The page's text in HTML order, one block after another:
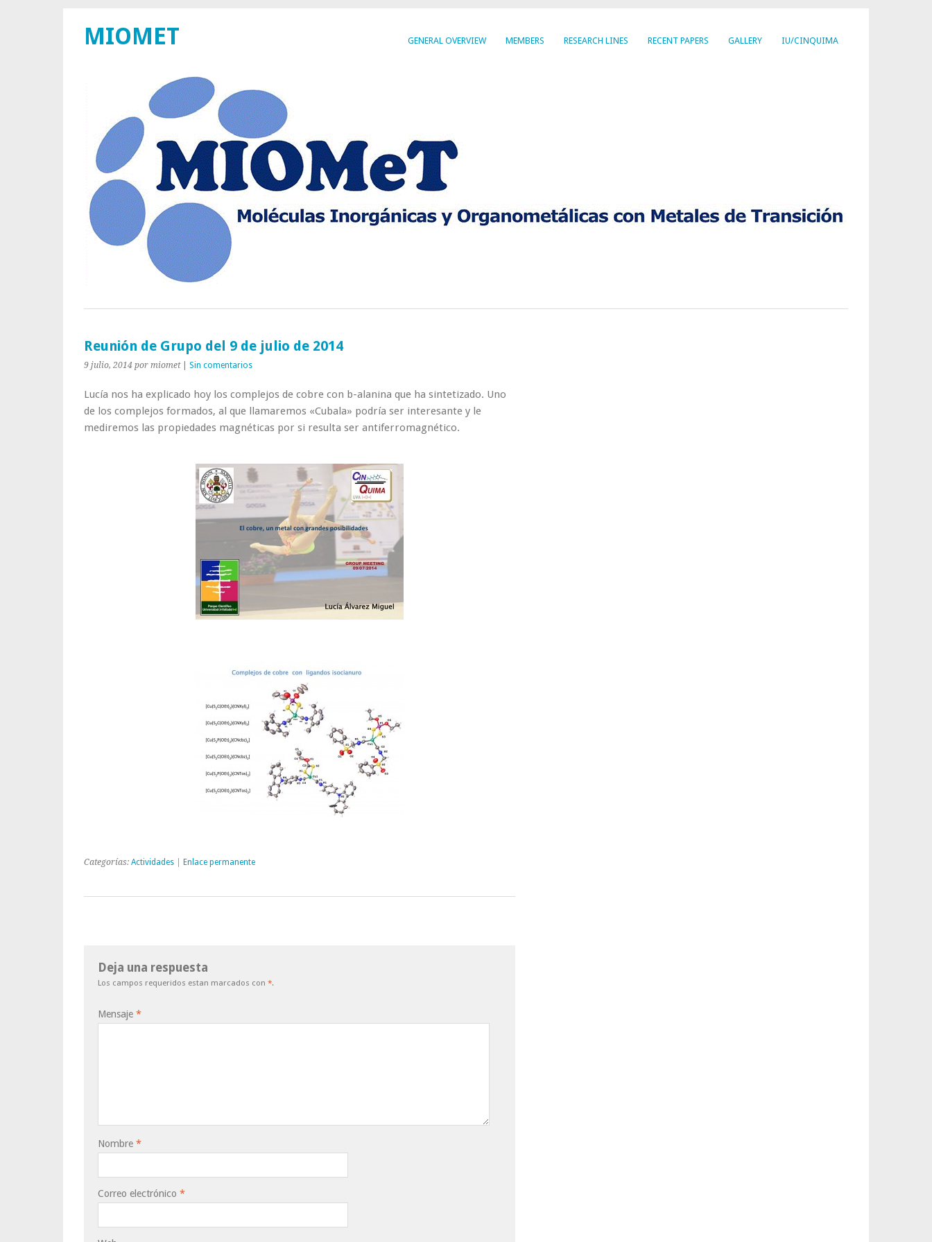
GENERAL OVERVIEW MEMBERS RESEARCH LINES RECENT PAPERS GALLERY IU/CINQUIMA
MIOMET
Reunión de Grupo del 9 de julio de 2014
9 julio, 2014 por miomet| Sin comentarios
Lucía nos ha explicado hoy los complejos de cobre con b-alanina que ha sintetizado. Uno
de los complejos formados, al que llamaremos «Cubala» podría ser interesante y le
mediremos las propiedades magnéticas por si resulta ser antiferromagnético.
Categorías: Actividades Enlace permanente
Deja una respuesta
Los campos requeridos estan marcados con *.
Mensaje *
Nombre *
Correo electrónico *